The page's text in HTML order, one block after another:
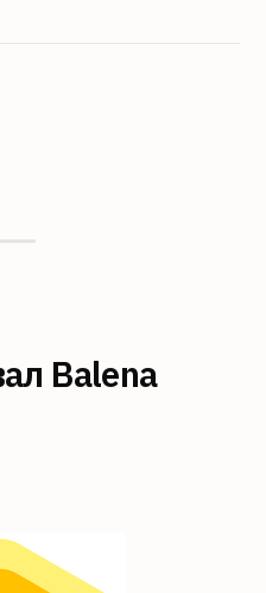
Balena